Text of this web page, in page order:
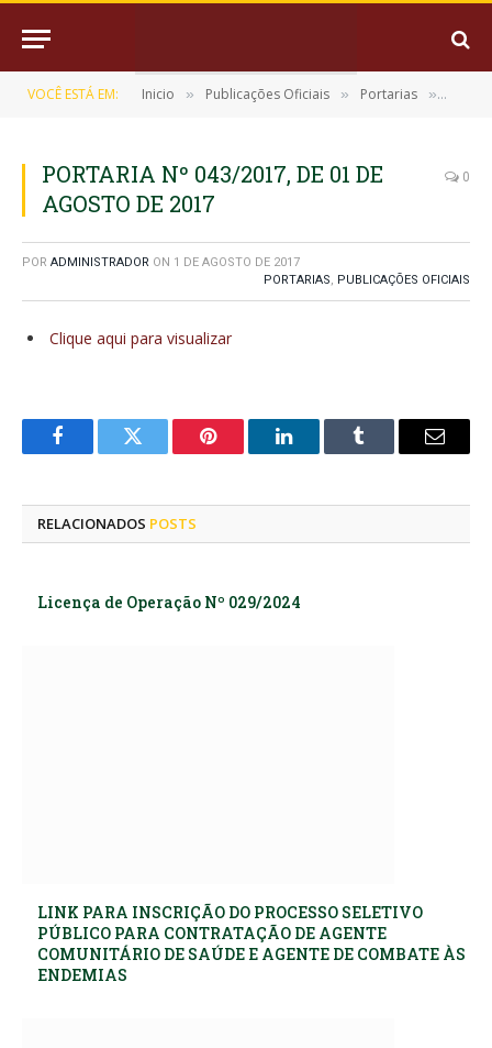
VOCÊ ESTÁ EM: Inicio » Publicações Oficiais » Portarias »
PORTARIA Nº 043/2017, DE 01 DE
AGOSTO DE 2017
0
POR ADMINISTRADOR ON 1 DE AGOSTO DE 2017
PORTARIAS, PUBLICAÇÕES OFICIAIS
Clique aqui para visualizar
FacebookTwitter Pinterest LinkedInTumblr
E-
RELACIONADOS POSTS
Licença de Operação Nº 029/2024
LINK PARA INSCRIÇÃO DO PROCESSO SELETIVO
PÚBLICO PARA CONTRATAÇÃO DE AGENTE
COMUNITÁRIO DE SAÚDE E AGENTE DE COMBATE ÀS
ENDEMIAS